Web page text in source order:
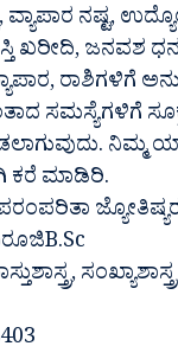
ವ್ಯಾಪಾರ ನಷ್ಟ,
ಖರೀದಿ, ಜನವಶ
ರಾಶಿಗಳಿಗೆ
ಸಮಸ್ಯೆಗಳಿಗೆ
ನಿಮ್ಮ
ಮಾಡಿರಿ.